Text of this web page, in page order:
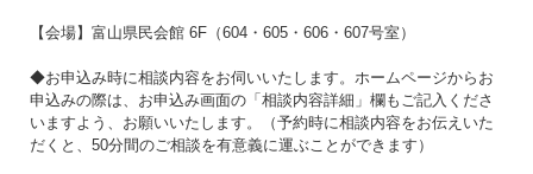
【会場】富山県民会館 6F（604・605・606・607号室）
◆お申込み時に相談内容をお伺いいたします。ホームページからお
申込みの際は、お申込み画面の「相談内容詳細」欄もご記入くださ
いますよう、お願いいたします。（予約時に相談内容をお伝えいた
だくと、50分間のご相談を有意義に運ぶことができます）